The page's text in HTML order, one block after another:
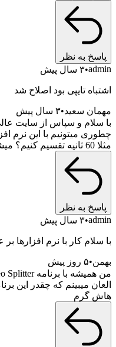
پاسخ به نظر
admin ۳ سال پیش
اشتباه تایپی بود اصلاح شد
مهمان سعید ۳ سال پیش
با سلام و سپاس از سایت
چطوری میتونیم با این نرم
مثلا 60 ثانیه تقسیم کنیم؟ میشه؟
پاسخ به نظر
admin ۳ سال پیش
با سلام کار با نرم افزارها
بهمن ۵ روز پیش
هاش گرم